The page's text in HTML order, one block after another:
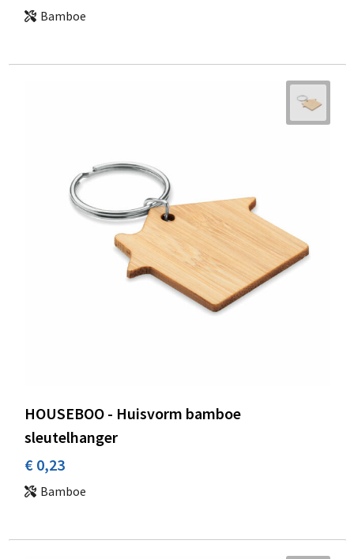
Bamboe
HOUSEBOO - Huisvorm bamboe
sleutelhanger
€ 0,23
Bamboe